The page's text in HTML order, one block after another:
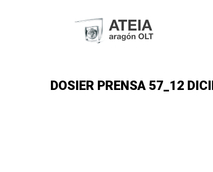
DOSIER PRENSA 57_12